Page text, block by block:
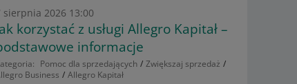
sierpnia 2026 13:00
korzystać z usługi Allegro Kapitał –
informacje
Pomoc dla sprzedających
Zwiększaj sprzedaż
Business
Allegro Kapitał